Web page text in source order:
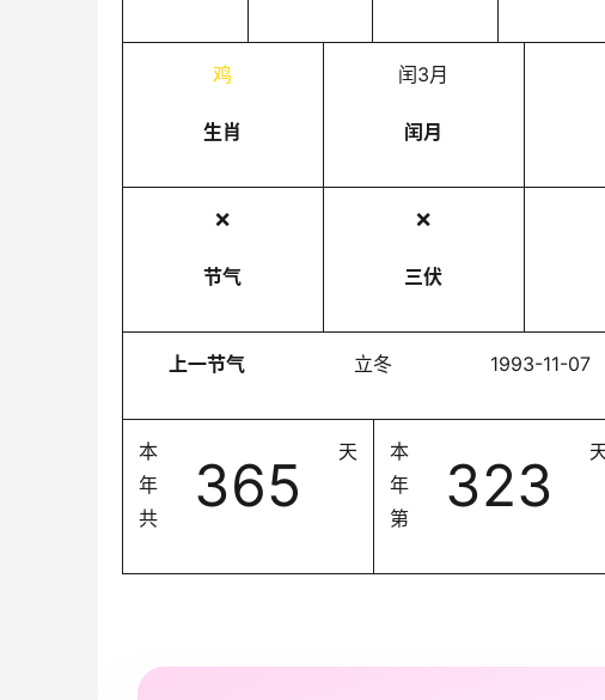
鸡
生肖
闰3月
闰月
❌
节气
❌
三伏
上一节气 立冬 1993-11-07
本
年
共
365 天
本
年
第
323